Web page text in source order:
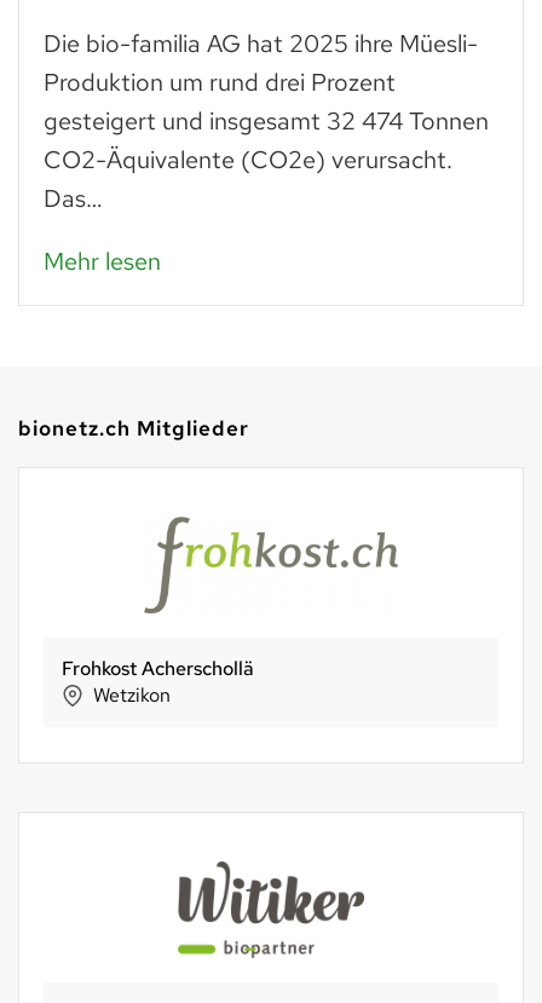
Trockenes Brot ist fast genauso wertvoll
wie frisches. Man muss einfach wissen,
was man daraus zubereiten kann: zu
Paniermehl verarbeitet, lassen…
bionetz.ch Mitglieder
Frohkost Acherschollä
Wetzikon